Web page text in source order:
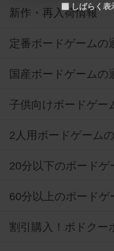
しばらく表
新作・再入荷情報
定番ボードゲームの
国産ボードゲームの
子供向けボードゲー
2人用ボードゲーム
20分以下のボードゲ
60分以上のボードゲ
割引購入！ボドクー